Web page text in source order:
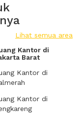
Lihat semua area
Kantor di
Barat
Kantor di
Kantor di